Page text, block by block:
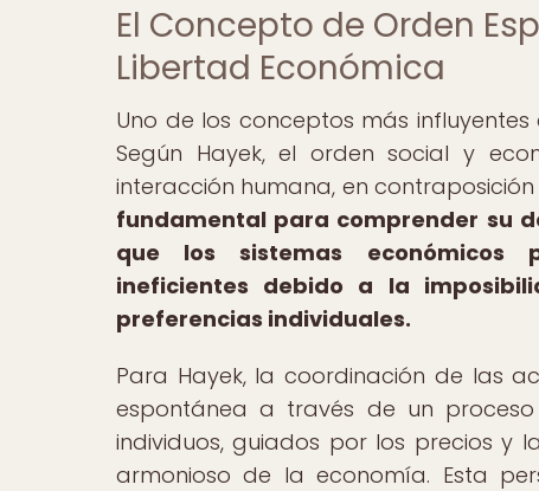
El Concepto de Orden
Libertad Económica
Uno de los conceptos más
Según Hayek, el orden social y
interacción humana, en
fundamental para comprender su
que los sistemas económicos
ineficientes debido a la
preferencias individuales.
Para Hayek, la coordinación de las
espontánea a través de un
individuos, guiados por los precios y
armonioso de la economía. Esta